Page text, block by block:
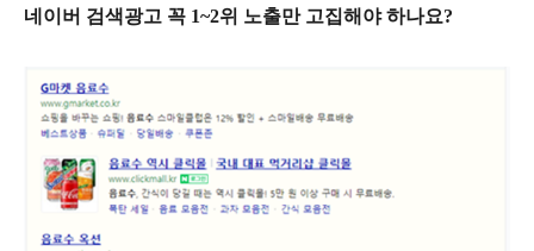
네이버 검색광고 꼭 1~2위 노출만 고집해야 하나요?